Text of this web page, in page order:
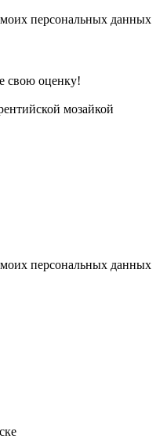
персональных данных
свою оценку!
мозайкой
персональных данных